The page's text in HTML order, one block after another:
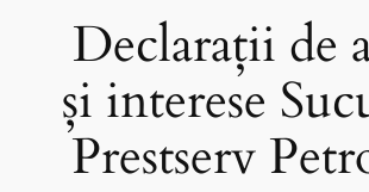
Declarații de
și interese
Prestserv